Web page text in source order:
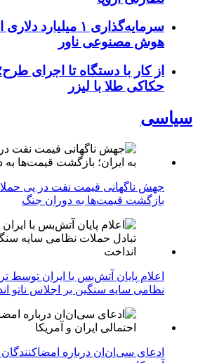
سرمایه‌گذاری ۱
هوش مصنوعی ناور
از کار با دستگاه تا اجرای
حکاکی طلا با لیزر
سیاسی
جهش ناگهانی قیمت نفت در پی
بازگشت قیمت‌ها به دوران جنگ
اعلام پایان آتش‌بس با ایران توسط
نظامی سایه سنگین بر اجلاس ناتو
ادعای سی‌ان‌ان درباره امضاکنندگان